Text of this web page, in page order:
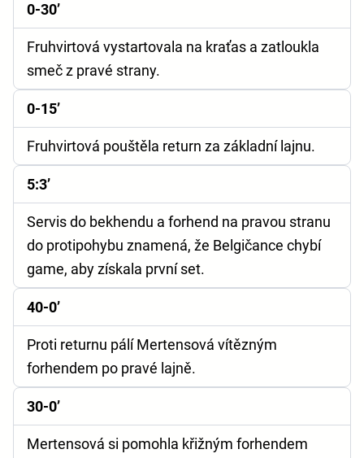
0-30’
Fruhvirtová vystartovala na kraťas a zatloukla
smeč z pravé strany.
0-15’
Fruhvirtová pouštěla return za základní lajnu.
5:3’
Servis do bekhendu a forhend na pravou stranu
do protipohybu znamená, že Belgičance chybí
game, aby získala první set.
40-0’
Proti returnu pálí Mertensová vítězným
forhendem po pravé lajně.
30-0’
Mertensová si pomohla křižným forhendem